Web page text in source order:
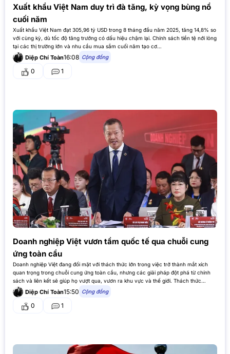
Xuất khẩu Việt Nam duy trì đà tăng, kỳ vọng bùng nổ
cuối năm
Xuất khẩu Việt Nam đạt 305,96 tỷ USD trong 8 tháng đầu năm 2025, tăng 14,8% so
với cùng kỳ, dù tốc độ tăng trưởng có dấu hiệu chậm lại. Chính sách tiền tệ nới lỏng
tại các thị trường lớn và nhu cầu mua sắm cuối năm tạo cơ…
Diệp Chí Toàn16:08 Cộng đồng
0 1
Doanh nghiệp Việt vươn tầm quốc tế qua chuỗi cung
ứng toàn cầu
Doanh nghiệp Việt đang đối mặt với thách thức lớn trong việc trở thành mắt xích
quan trọng trong chuỗi cung ứng toàn cầu, nhưng các giải pháp đột phá từ chính
sách và liên kết sẽ giúp họ vượt qua, vươn ra khu vực và thế giới. Thách thức…
Diệp Chí Toàn15:50 Cộng đồng
0 1